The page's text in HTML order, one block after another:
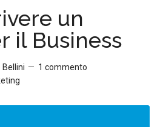
un
il Business
Bellini
1 commento